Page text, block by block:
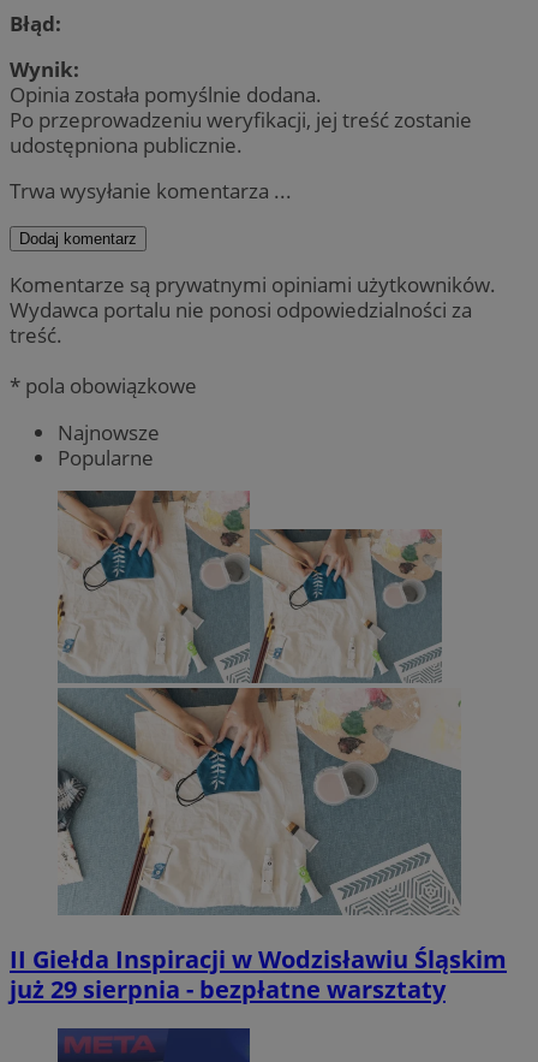
Błąd:
Wynik:
Opinia została pomyślnie dodana.
Po przeprowadzeniu weryfikacji, jej treść zostanie
udostępniona publicznie.
Trwa wysyłanie komentarza ...
Dodaj komentarz
Komentarze są prywatnymi opiniami użytkowników.
Wydawca portalu nie ponosi odpowiedzialności za
treść.
* pola obowiązkowe
Najnowsze
Popularne
II Giełda Inspiracji w Wodzisławiu Śląskim
już 29 sierpnia - bezpłatne warsztaty